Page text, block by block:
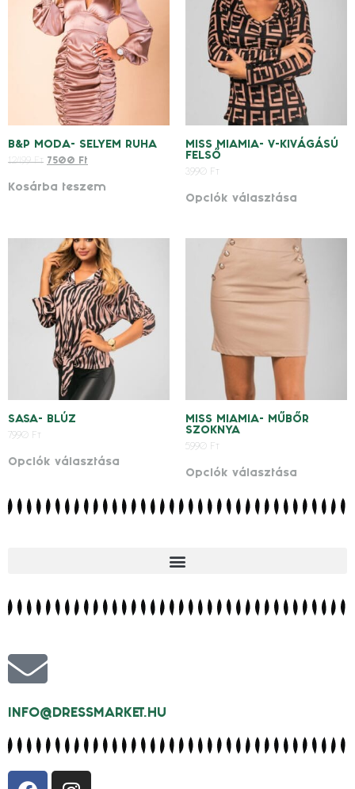
B&P MODA- SELYEM RUHA
12499Ft 7500 Ft
Kosárba teszem
MISS MIAMIA- V-KIVÁGÁSÚ
FELSŐ
3990 Ft
Opciók választása
SASA- BLÚZ
7990 Ft
Opciók választása
MISS MIAMIA- MŰBŐR
SZOKNYA
5990 Ft
Opciók választása
INFO@DRESSMARKET.HU